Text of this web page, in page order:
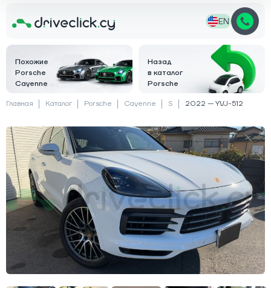
EN
Похожие
Porsche
Cayenne
Назад
в каталог
Porsche
Главная Каталог Porsche Cayenne S 2022 — YVJ-512